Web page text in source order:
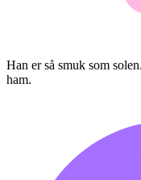
Han er så smuk som
ham.